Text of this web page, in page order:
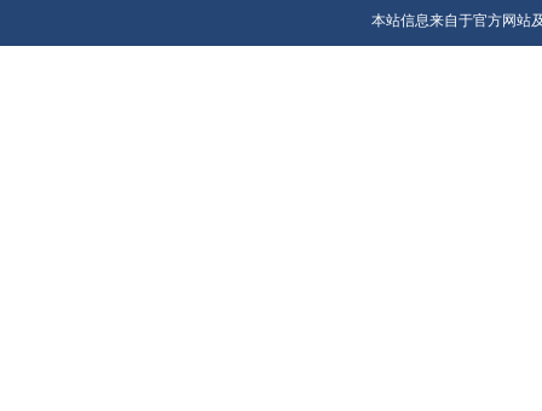
本站信息来自于官方网站